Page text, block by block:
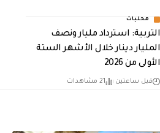
محليات
التربية: استرداد مليار ونصف
المليار دينار خلال الأشهر الستة
الأولى من 2026
قبل ساعتين 21 مشاهدات